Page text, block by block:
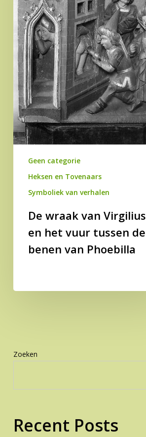
het
vuur
tussen
de
benen
van
Phoebilla
Geen categorie
Heksen en Tovenaars
Symboliek van verhalen
De wraak van Virgilius
en het vuur tussen de
benen van Phoebilla
Zoeken
Recent Posts